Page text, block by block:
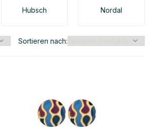
Hubsch Nordal
Sortieren nach: